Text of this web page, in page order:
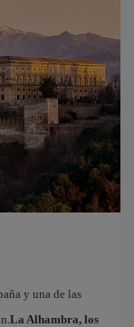
y una de las
La Alhambra, los